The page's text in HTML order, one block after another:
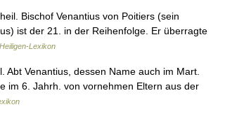
Bischof Venantius von Poitiers (sein
ist der 21. in der Reihenfolge. Er überragte
Lexikon
Venantius, dessen Name auch im Mart.
im 6. Jahrh. von vornehmen Eltern aus der